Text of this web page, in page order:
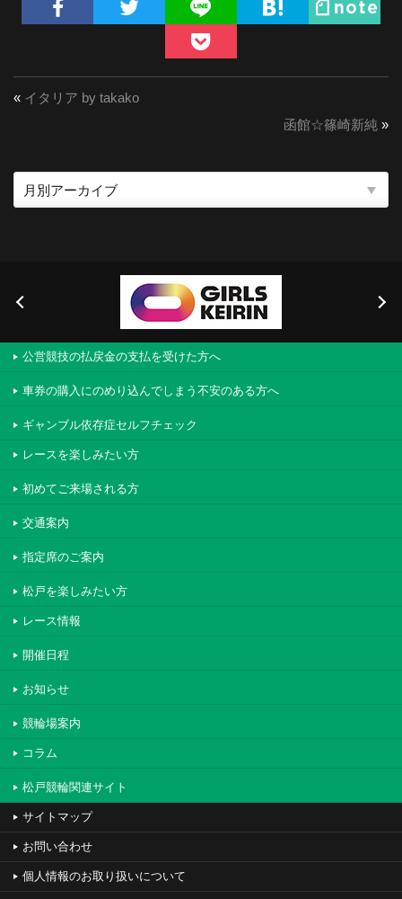
« イタリア by takako
函館☆篠崎新純 »
公営競技の払戻金の支払を受けた方へ
車券の購入にのめり込んでしまう不安のある方へ
ギャンブル依存症セルフチェック
レースを楽しみたい方
初めてご来場される方
交通案内
指定席のご案内
松戸を楽しみたい方
レース情報
開催日程
お知らせ
競輪場案内
コラム
松戸競輪関連サイト
サイトマップ
お問い合わせ
個人情報のお取り扱いについて